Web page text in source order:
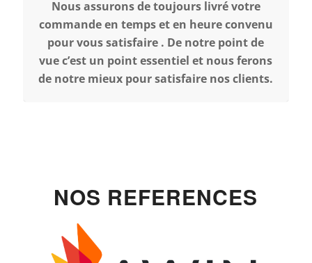
Nous assurons de toujours livré votre
commande en temps et en heure convenu
pour vous satisfaire . De notre point de
vue c’est un point essentiel et nous ferons
de notre mieux pour satisfaire nos clients.
NOS REFERENCES